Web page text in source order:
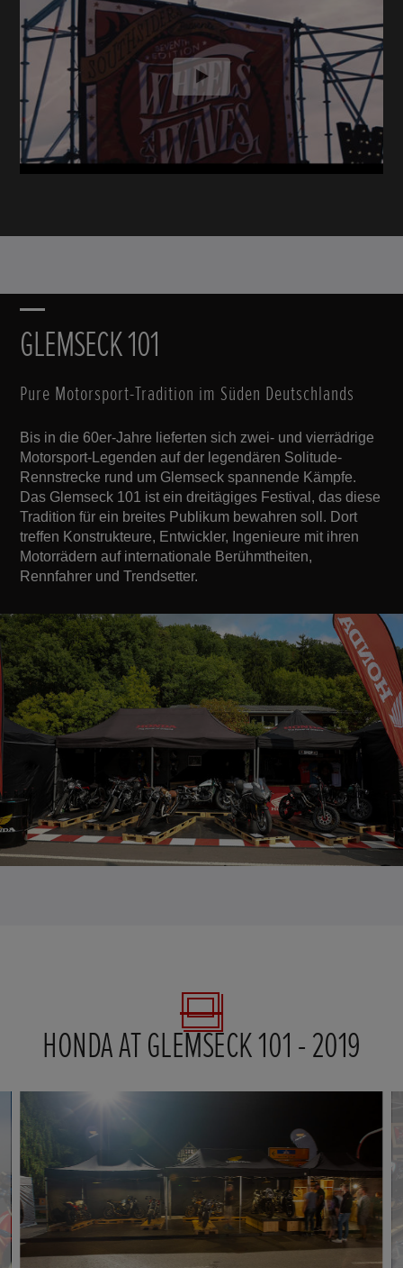
GLEMSECK 101
Pure Motorsport-Tradition im Süden Deutschlands
Bis in die 60er-Jahre lieferten sich zwei- und vierrädrige
Motorsport-Legenden auf der legendären Solitude-
Rennstrecke rund um Glemseck spannende Kämpfe.
Das Glemseck 101 ist ein dreitägiges Festival, das diese
Tradition für ein breites Publikum bewahren soll. Dort
treffen Konstrukteure, Entwickler, Ingenieure mit ihren
Motorrädern auf internationale Berühmtheiten,
Rennfahrer und Trendsetter.
HONDA AT GLEMSECK 101 - 2019